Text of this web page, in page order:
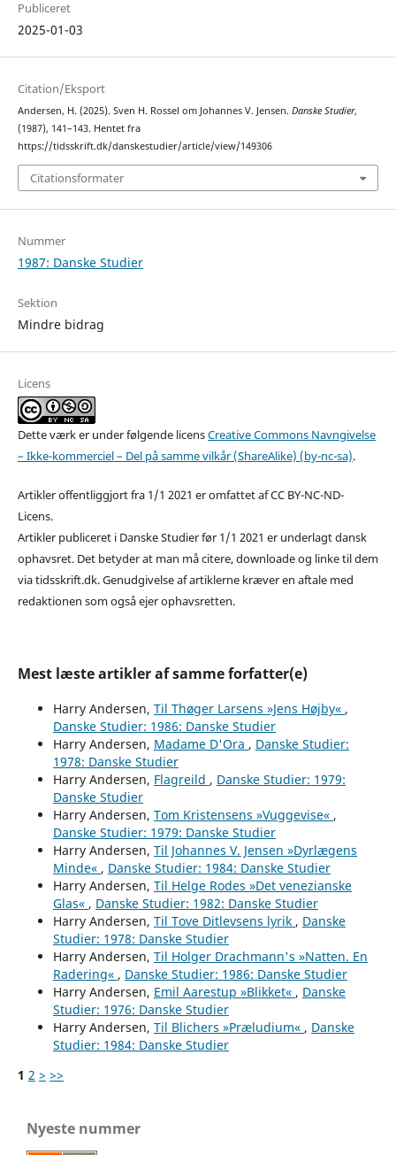
Publiceret
2025-01-03
Citation/Eksport
Andersen, H. (2025). Sven H. Rossel om Johannes V. Jensen. Danske Studier,
(1987), 141–143. Hentet fra
https://tidsskrift.dk/danskestudier/article/view/149306
Citationsformater
Nummer
1987: Danske Studier
Sektion
Mindre bidrag
Licens
Dette værk er under følgende licensCreative Commons Navngivelse
– Ikke-kommerciel – Del på samme vilkår (ShareAlike) (by-nc-sa).
Artikler offentliggjort fra 1/1 2021 er omfattet af CC BY-NC-ND-
Licens.
Artikler publiceret i Danske Studier før 1/1 2021 er underlagt dansk
ophavsret. Det betyder at man må citere, downloade og linke til dem
via tidsskrift.dk. Genudgivelse af artiklerne kræver en aftale med
redaktionen som også ejer ophavsretten.
Mest læste artikler af samme forfatter(e)
Harry Andersen, Til Thøger Larsens »Jens Højby« ,
Danske Studier: 1986: Danske Studier
Harry Andersen, Madame D'Ora , Danske Studier:
1978: Danske Studier
Harry Andersen, Flagreild , Danske Studier: 1979:
Danske Studier
Harry Andersen, Tom Kristensens »Vuggevise« ,
Danske Studier: 1979: Danske Studier
Harry Andersen, Til Johannes V. Jensen »Dyrlægens
Minde« , Danske Studier: 1984: Danske Studier
Harry Andersen, Til Helge Rodes »Det venezianske
Glas« , Danske Studier: 1982: Danske Studier
Harry Andersen, Til Tove Ditlevsens lyrik , Danske
Studier: 1978: Danske Studier
Harry Andersen, Til Holger Drachmann's »Natten. En
Radering« , Danske Studier: 1986: Danske Studier
Harry Andersen, Emil Aarestup »Blikket« , Danske
Studier: 1976: Danske Studier
Harry Andersen, Til Blichers »Præludium« , Danske
Studier: 1984: Danske Studier
1 2 > >>
Nyeste nummer